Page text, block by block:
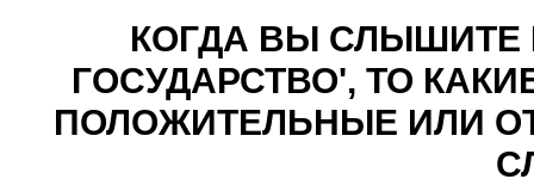
КОГДА ВЫ
ГОСУДАРСТВО', ТО
ПОЛОЖИТЕЛЬНЫЕ ИЛИ